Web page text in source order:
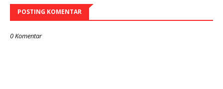
POSTING KOMENTAR
0 Komentar